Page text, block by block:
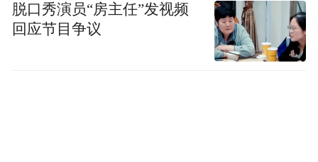
脱口秀演员“房主任”发视频
回应节目争议